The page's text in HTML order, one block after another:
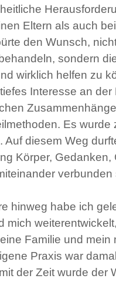
Eltern als auch
den Wunsch,
sondern
wirklich helfen zu
Interesse an der
Es wurde
Auf diesem Weg
Körper, Gedanken,
verbunden
hinweg habe ich
mich
Familie und mein
Praxis war
der Zeit wurde der